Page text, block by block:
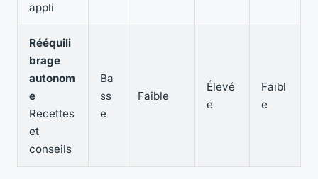
appli
Rééquili
brage
autonom
e
Recettes
et
conseils
Ba
ss
e
Faible
Élevé
e
Faibl
e